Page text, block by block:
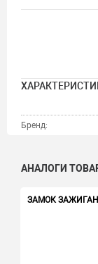
Бренд:
АНАЛОГИ
ЗАМОК